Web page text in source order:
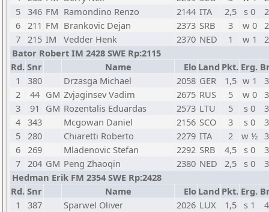
5 346 FM Ramondino Renzo 2144 ITA 2,5 s 0
2
6 211 FM Brankovic Dejan 2373 SRB 3 w 0
2
7 215 IM Vedder Henk 2370 NED 1 w 1
2
Bator Robert IM 2428 SWE Rp:2115
Rd. Snr Name Elo Land Pkt. Erg.
1
380 Drzasga Michael 2058 GER 1,5 w 1
3
2
44 GM Zvjaginsev Vadim 2675 RUS 5 w 0
3
3
91 GM Rozentalis Eduardas 2573 LTU 5 s 0
3
4 343 Mcgowan Daniel 2156 SCO 3 s 0
3
5 280 Chiaretti Roberto 2279 ITA 2 w ½ 3
6 269 Mladenovic Stefan 2292 SRB 4,5 s 0
3
7 204 GM Peng Zhaoqin 2380 NED 2,5 s 0
3
Hedman Erik FM 2354 SWE Rp:2428
Rd. Snr Name Elo Land Pkt. Erg.
1
387 Sparwel Oliver 2026 LUX 1,5 s 1
4